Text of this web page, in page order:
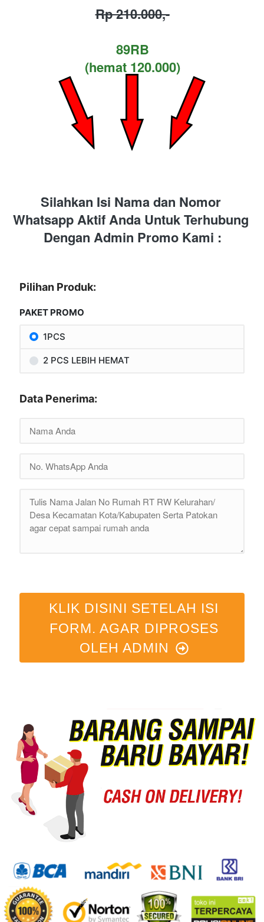
Rp 210.000,-
89RB
(hemat 120.000)
Silahkan Isi Nama dan Nomor
Whatsapp Aktif Anda Untuk Terhubung
Dengan Admin Promo Kami :
Pilihan Produk:
PAKET PROMO
1PCS
2 PCS LEBIH HEMAT
Data Penerima:
KLIK DISINI SETELAH ISI
FORM. AGAR DIPROSES
OLEH ADMIN